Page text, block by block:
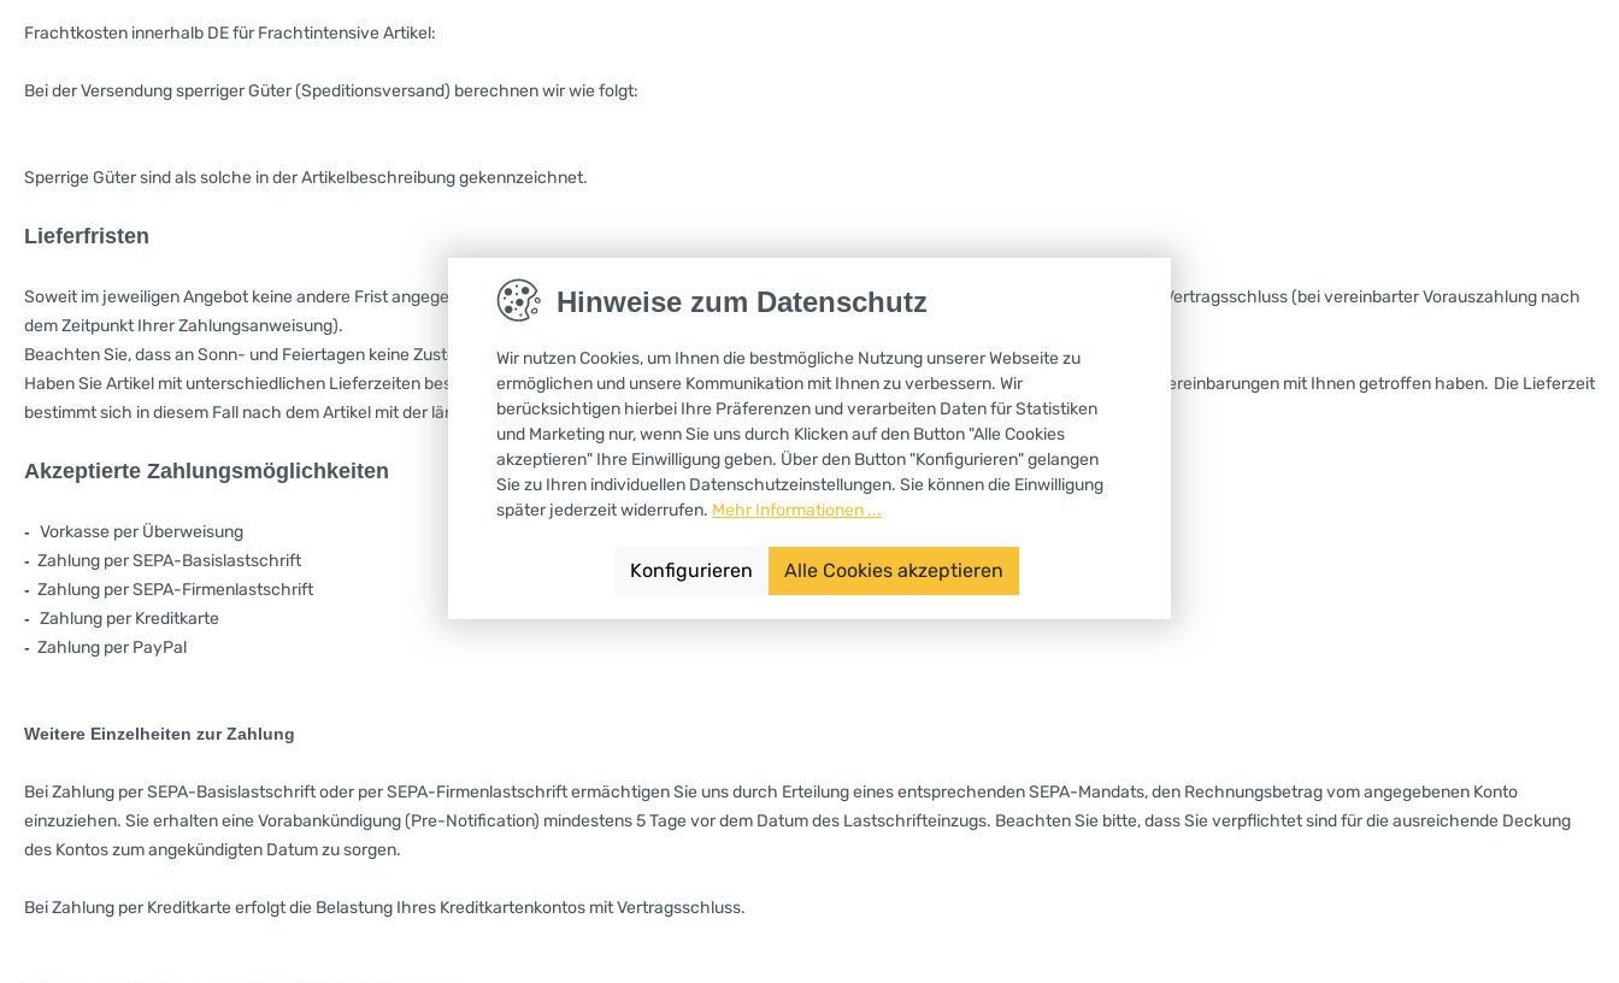
Frachtkosten innerhalb DE für Frachtintensive Artikel:
Bei der Versendung sperriger Güter (Speditionsversand) berechnen wir wie folgt:
Sperrige Güter sind als solche in der Artikelbeschreibung gekennzeichnet.
Lieferfristen
Soweit im jeweiligen Angebot keine andere Frist angegeben ist, erfolgt die Lieferung der Ware im Inland (Deutschland) innerhalb von 5-14 Tagen nach Vertragsschluss (bei vereinbarter Vorauszahlung nach
dem Zeitpunkt Ihrer Zahlungsanweisung).
Beachten Sie, dass an Sonn- und Feiertagen keine Zustellung erfolgt.
Haben Sie Artikel mit unterschiedlichen Lieferzeiten bestellt, versenden wir die Ware in einer gemeinsamen Sendung, sofern wir keine abweichenden Vereinbarungen mit Ihnen getroffen haben. Die Lieferzeit
bestimmt sich in diesem Fall nach dem Artikel mit der längsten Lieferzeit den Sie bestellt haben.
Akzeptierte Zahlungsmöglichkeiten
- Vorkasse per Überweisung
- Zahlung per SEPA-Basislastschrift
- Zahlung per SEPA-Firmenlastschrift
- Zahlung per Kreditkarte
- Zahlung per PayPal
Weitere Einzelheiten zur Zahlung
Bei Zahlung per SEPA-Basislastschrift oder per SEPA-Firmenlastschrift ermächtigen Sie uns durch Erteilung eines entsprechenden SEPA-Mandats, den Rechnungsbetrag vom angegebenen Konto
einzuziehen. Sie erhalten eine Vorabankündigung (Pre-Notification) mindestens 5 Tage vor dem Datum des Lastschrifteinzugs. Beachten Sie bitte, dass Sie verpflichtet sind für die ausreichende Deckung
des Kontos zum angekündigten Datum zu sorgen.
Bei Zahlung per Kreditkarte erfolgt die Belastung Ihres Kreditkartenkontos mit Vertragsschluss.
Hinweise zum Datenschutz
Wir nutzen Cookies, um Ihnen die bestmögliche Nutzung unserer Webseite zu
ermöglichen und unsere Kommunikation mit Ihnen zu verbessern. Wir
berücksichtigen hierbei Ihre Präferenzen und verarbeiten Daten für Statistiken
und Marketing nur, wenn Sie uns durch Klicken auf den Button "Alle Cookies
akzeptieren" Ihre Einwilligung geben. Über den Button "Konfigurieren" gelangen
Sie zu Ihren individuellen Datenschutzeinstellungen. Sie können die Einwilligung
später jederzeit widerrufen. Mehr Informationen ...
Konfigurieren Alle Cookies akzeptieren